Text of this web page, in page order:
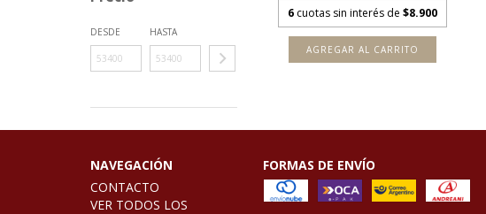
DESDE HASTA
6 cuotas sin interés de$8.900
AGREGAR AL CARRITO
NAVEGACIÓN
CONTACTO
VER TODOS LOS
FORMAS DE ENVÍO